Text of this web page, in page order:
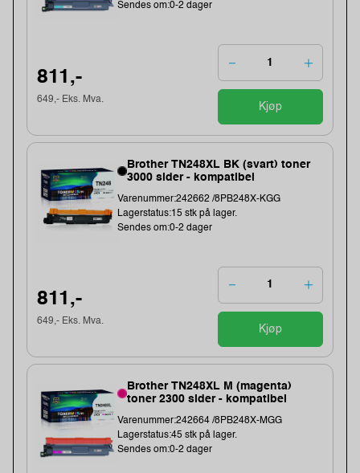
Sendes om:0-2 dager
811,-
649,- Eks. Mva.
Kjøp
Brother TN248XL BK (svart) toner
3000 sider - kompatibel
Varenummer:242662 /8PB248X-KGG
Lagerstatus:15 stk på lager.
Sendes om:0-2 dager
811,-
649,- Eks. Mva.
Kjøp
Brother TN248XL M (magenta)
toner 2300 sider - kompatibel
Varenummer:242664 /8PB248X-MGG
Lagerstatus:45 stk på lager.
Sendes om:0-2 dager